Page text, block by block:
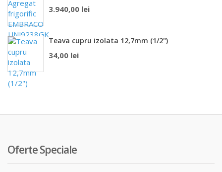
3.940,00 lei
Teava cupru izolata 12,7mm (1/2")
34,00 lei
Oferte Speciale